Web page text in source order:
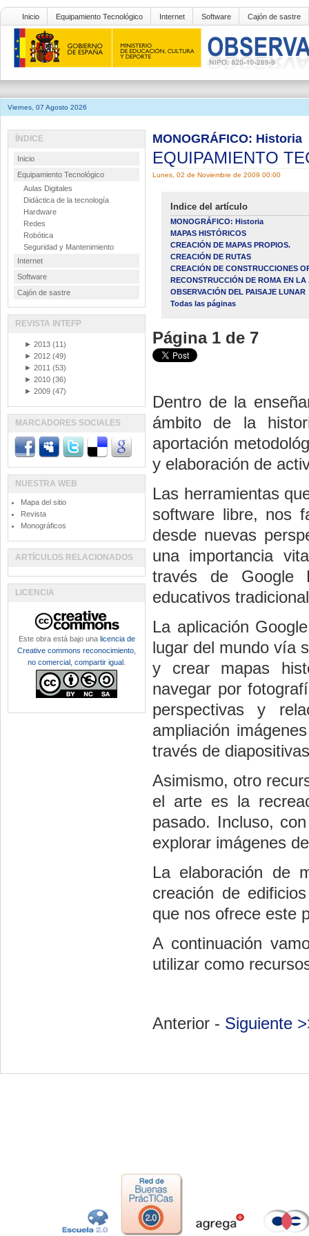
Inicio Equipamiento Tecnológico Internet Software Cajón de sastre
Viernes, 07 Agosto 2026
MONOGRÁFICO: Historia
EQUIPAMIENTO
Lunes, 02 de Noviembre de 2009 00:00
Indice del artículo
MONOGRÁFICO: Historia
MAPAS HISTÓRICOS
CREACIÓN DE MAPAS PROPIOS.
CREACIÓN DE RUTAS
CREACIÓN DE CONSTRUCCIONES
RECONSTRUCCIÓN DE ROMA EN LA
OBSERVACIÓN DEL PAISAJE LUNAR
Todas las páginas
Página 1 de 7
Dentro de la
ámbito de la
aportación
y elaboración de
Las herramientas
software libre, nos
desde nuevas
una importancia
través de Google
educativos
La aplicación
lugar del mundo vía
y crear mapas
navegar por
perspectivas y
ampliación
través de
Asimismo, otro
el arte es la
pasado. Incluso,
explorar imágenes
La elaboración de
creación de
que nos ofrece este
A continuación
utilizar como
Anterior - Siguiente
ÍNDICE
Inicio
Equipamiento Tecnológico
Aulas Digitales
Didáctica de la tecnología
Hardware
Redes
Robótica
Seguridad y Mantenimiento
Internet
Software
Cajón de sastre
REVISTA INTEFP
► 2013 (11)
► 2012 (49)
► 2011 (53)
► 2010 (36)
► 2009 (47)
MARCADORES SOCIALES
NUESTRA WEB
Mapa del sitio
Revista
Monográficos
ARTÍCULOS RELACIONADOS
LICENCIA
Este obra está bajo una licencia de
Creative commons reconocimiento,
no comercial, compartir igual